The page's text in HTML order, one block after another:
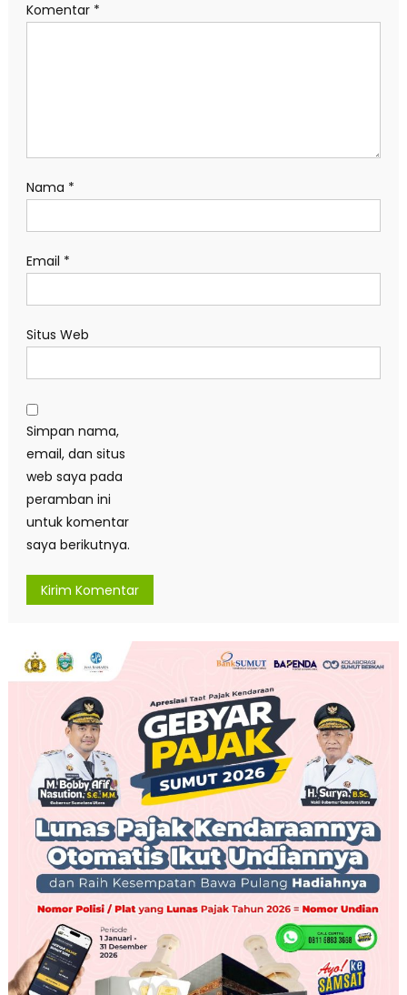
Komentar *
Nama *
Email *
Situs Web
Simpan nama,
email, dan situs
web saya pada
peramban ini
untuk komentar
saya berikutnya.